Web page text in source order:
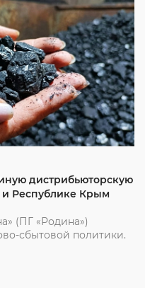
дистрибьюторскую
и Республике Крым
(ПГ «Родина»)
сбытовой политики.